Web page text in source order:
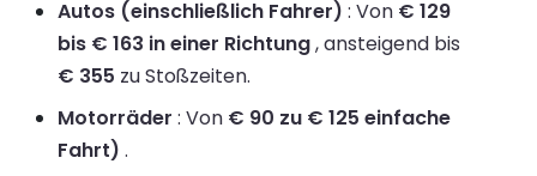
Autos (einschließlich Fahrer) : Von € 129
bis € 163 in einer Richtung, ansteigend bis
€ 355 zu Stoßzeiten.
Motorräder : Von € 90 zu € 125 einfache
Fahrt) .